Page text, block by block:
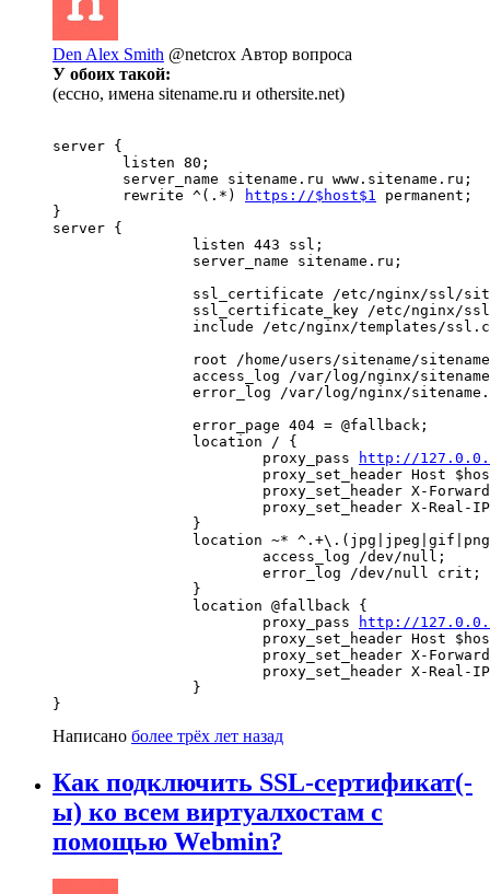
Den Alex Smith @netcrox Автор вопроса
У обоих такой:
(ессно, имена sitename.ru и othersite.net)
server {
        listen 80;
        server_name sitename.ru www.sitename.ru;
	rewrite ^(.*)
https://$host$1
permanent;
}
server {
                error_page 404 = @fallback;
                location / {
                        proxy_pass
http://
proxy_set_header Host
proxy_set_header X-
proxy_set_header X-Real-
                }
location ~*
                        access_log /dev/null;
                        error_log /dev/null crit;
                }
                location @fallback {
                        proxy_pass
http://
proxy_set_header Host
proxy_set_header X-
proxy_set_header X-Real-
                }
}
Написано более трёх лет назад
Как подключить SSL-сертификат(-
ы) ко всем виртуалхостам с
помощью Webmin?